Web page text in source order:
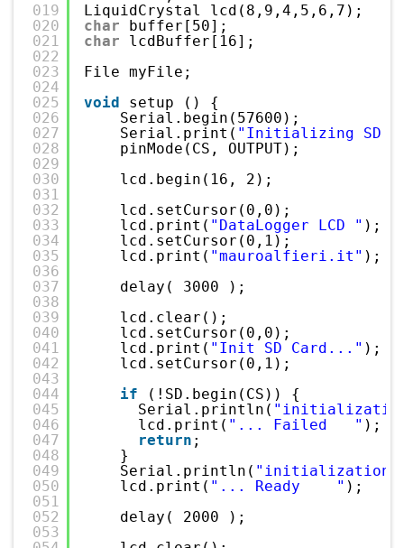
019
020
021
022
023
024
025
026
027
028
029
030
031
032
033
034
035
036
037
038
039
040
041
042
043
044
045
046
047
048
049
050
051
052
053
LiquidCrystal lcd(8,9,4,5,6,7);
char
buffer[50];
char
lcdBuffer[16];
File myFile;
void
setup () {
Serial.begin(57600);
Serial.print( "Initializing SD
pinMode(CS, OUTPUT);
lcd.begin(16, 2);
lcd.setCursor(0,0);
lcd.print( "DataLogger LCD " );
lcd.setCursor(0,1);
lcd.print( "mauroalfieri.it" );
delay( 3000 );
lcd.clear();
lcd.setCursor(0,0);
lcd.print( "Init SD Card..." );
lcd.setCursor(0,1);
if
(!SD.begin(CS)) {
Serial.println(
lcd.print( "... Failed   " );
return ;
}
Serial.println( "initialization
lcd.print( "... Ready    " );
delay( 2000 );